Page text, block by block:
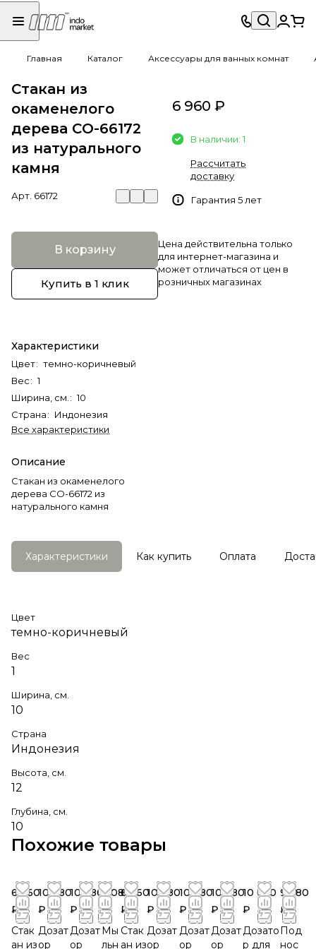
Главная Каталог Аксессуары для ванных комнат
Стакан из
окаменелого
дерева СO-66172
из натурального
камня
Арт. 66172
В корзину
Купить в 1 клик
Характеристики
Цвет: темно-коричневый
Вес: 1
Ширина, см. : 10
Страна: Индонезия
Все характеристики
Описание
Стакан из окаменелого
дерева СO-66172 из
натурального камня
6 960 ₽
В наличии: 1
Рассчитать
доставку
Гарантия 5 лет
Цена действительна только
для интернет-магазина и
может отличаться от цен в
розничных магазинах
Характеристики Как купить Оплата
Цвет
темно-коричневый
Вес
1
Ширина, см.
10
Страна
Индонезия
Высота, см.
12
Глубина, см.
10
Похожие товары
6 960
₽
Стак
ан из
10 680
₽
Дозат
ор
10 680
₽
Дозат
ор
4 080
₽
Мы
льн
6 960
₽
Стак
ан из
10 680
₽
Дозат
ор
10 680
₽
Дозат
ор
10 680
₽
Дозат
ор
10 680
₽
Дозато
р для
9 480
₽
Под
нос